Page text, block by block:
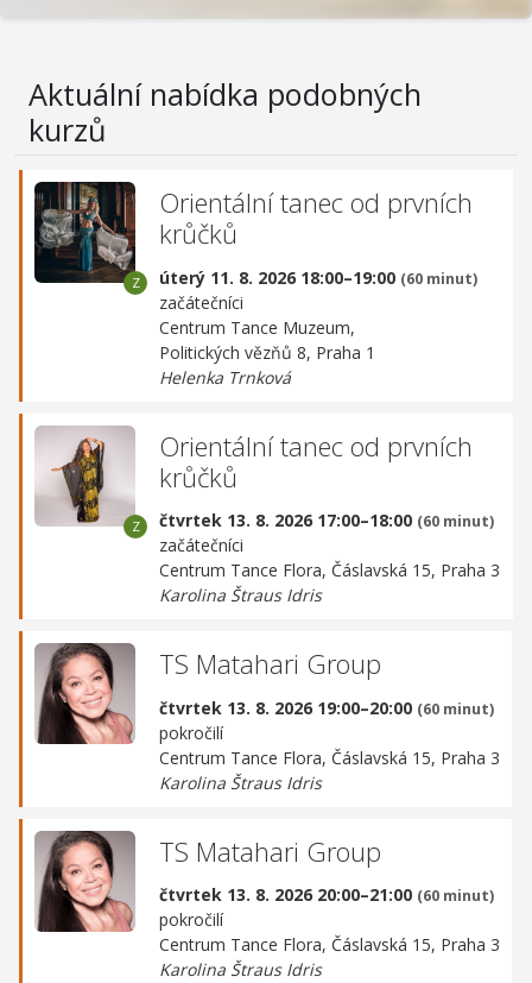
Aktuální nabídka podobných
kurzů
Orientální tanec od prvních
krůčků
úterý 11. 8. 2026 18:00–19:00 (60 minut)
začátečníci
Centrum Tance Muzeum,
Politických vězňů 8, Praha 1
Helenka Trnková
Orientální tanec od prvních
krůčků
čtvrtek 13. 8. 2026 17:00–18:00 (60 minut)
začátečníci
Centrum Tance Flora, Čáslavská 15, Praha 3
Karolina Štraus Idris
TS Matahari Group
čtvrtek 13. 8. 2026 19:00–20:00 (60 minut)
pokročilí
Centrum Tance Flora, Čáslavská 15, Praha 3
Karolina Štraus Idris
TS Matahari Group
čtvrtek 13. 8. 2026 20:00–21:00 (60 minut)
pokročilí
Centrum Tance Flora, Čáslavská 15, Praha 3
Karolina Štraus Idris